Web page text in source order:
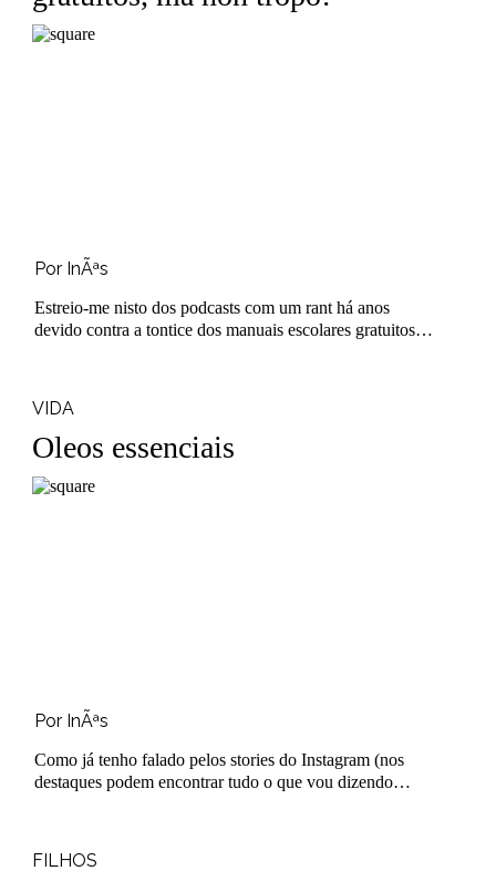
Por InÃªs
Estreio-me nisto dos podcasts com um rant há anos
devido contra a tontice dos manuais escolares gratuitos
VIDA
Oleos essenciais
Por InÃªs
Como já tenho falado pelos stories do Instagram (nos
destaques podem encontrar tudo o que vou dizendo
FILHOS